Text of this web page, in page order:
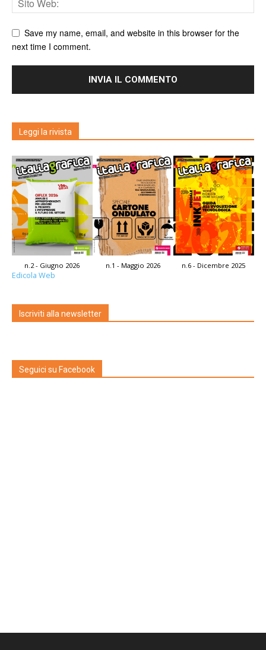
Save my name, email, and website in this browser for the
next time I comment.
Leggi la rivista
n.2 - Giugno 2026 n.1 - Maggio 2026 n.6 - Dicembre 2025
Edicola Web
Iscriviti alla newsletter
Seguici su Facebook